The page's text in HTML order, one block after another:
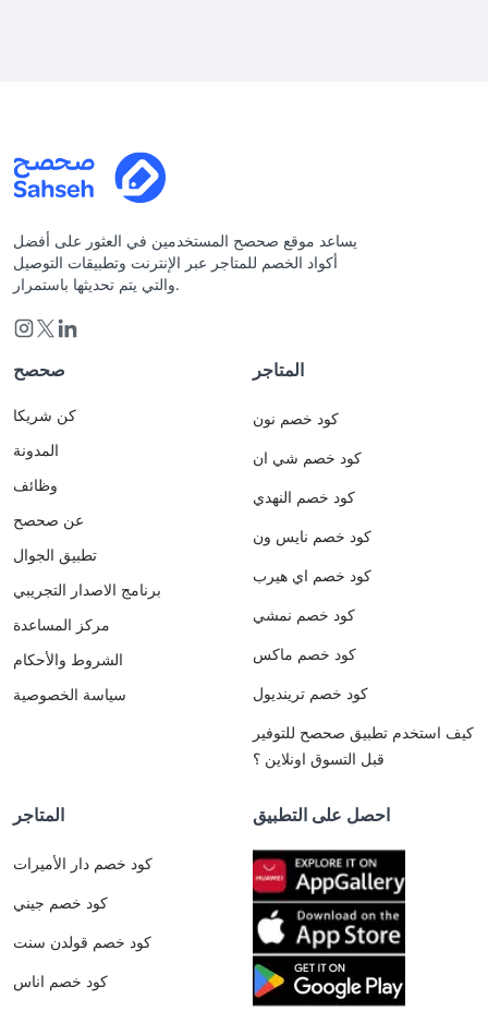
يساعد موقع صحصح المستخدمين في العثور على أفضل
أكواد الخصم للمتاجر عبر الإنترنت وتطبيقات التوصيل
والتي يتم تحديثها باستمرار.
صحصح
كن شريكا
المدونة
وظائف
عن صحصح
تطبيق الجوال
برنامج الاصدار التجريبي
مركز المساعدة
الشروط والأحكام
سياسة الخصوصية
المتاجر
كود خصم نون
كود خصم شي ان
كود خصم النهدي
كود خصم نايس ون
كود خصم اي هيرب
كود خصم نمشي
كود خصم ماكس
كود خصم ترينديول
كيف استخدم تطبيق صحصح للتوفير
قبل التسوق اونلاين ؟
المتاجر
كود خصم دار الأميرات
كود خصم جيني
كود خصم قولدن سنت
كود خصم اناس
احصل على التطبيق